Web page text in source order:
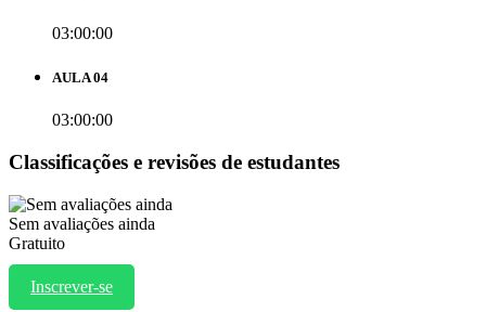
03:00:00
AULA 04
03:00:00
Classificações e revisões de estudantes
Sem avaliações ainda
Gratuito
Inscrever-se